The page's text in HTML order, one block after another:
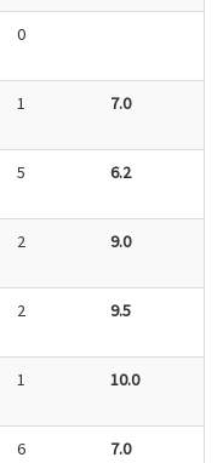
0
1 7.0
5 6.2
2 9.0
2 9.5
1 10.0
6 7.0